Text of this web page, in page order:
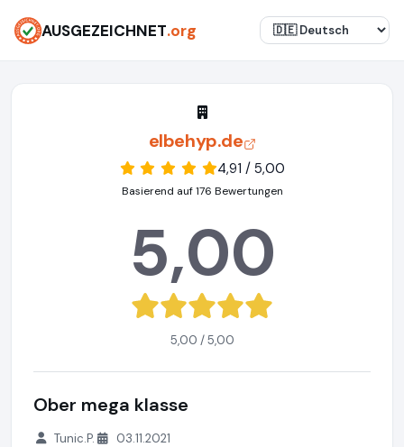
AUSGEZEICHNET.org
elbehyp.de
4,91 / 5,00
Basierend auf 176 Bewertungen
5,00
5,00 / 5,00
Ober mega klasse
Tunic.P. 03.11.2021